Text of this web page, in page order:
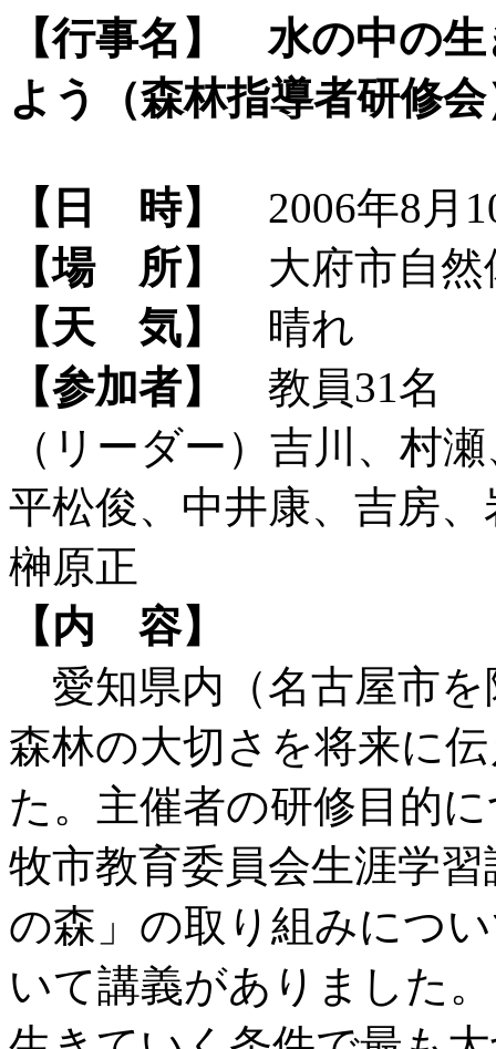
【行事名】
水の中の
よう（森林指導者研修会
【日 時】
2006年8月
【場 所】
大府市自然
【天 気】
晴れ
【参加者】
教員31名
（リーダー）吉川、村
平松俊、中井康、吉房
榊原正
【内 容】
愛知県内（名古屋市を
森林の大切さを将来に
た。主催者の研修目的
牧市教育委員会生涯学
の森」の取り組みにつ
いて講義がありました